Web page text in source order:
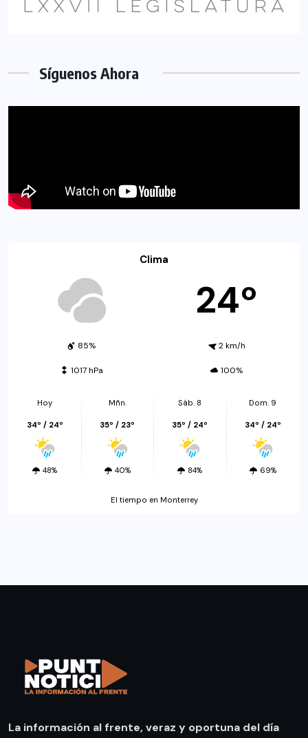
Síguenos Ahora
Clima
24º
85% 2 km/h
1017 hPa 100%
Hoy
34º / 24º
48%
Mñn.
35º / 23º
40%
Sáb. 8
35º / 24º
84%
Dom. 9
34º / 24º
69%
El tiempo en Monterrey
La información al frente, veraz y oportuna del día